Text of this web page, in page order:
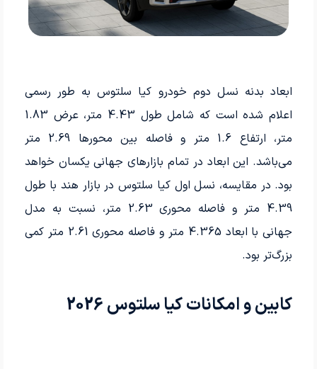
ابعاد بدنه نسل دوم خودرو کیا سلتوس به طور رسمی
اعلام شده است که شامل طول 4.43 متر، عرض 1.83
متر، ارتفاع 1.6 متر و فاصله بین محورها 2.69 متر
می‌باشد. این ابعاد در تمام بازارهای جهانی یکسان خواهد
بود. در مقایسه، نسل اول کیا سلتوس در بازار هند با طول
4.39 متر و فاصله محوری 2.63 متر، نسبت به مدل
جهانی با ابعاد 4.365 متر و فاصله محوری 2.61 متر کمی
بزرگ‌تر بود.
کابین و امکانات کیا سلتوس 2026